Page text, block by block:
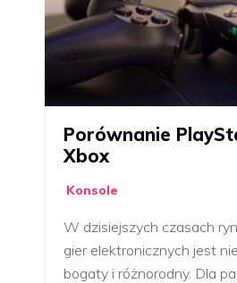
Porównanie
Xbox
Konsole
W dzisiejszych czasach
gier elektronicznych jest
bogaty i różnorodny. Dla